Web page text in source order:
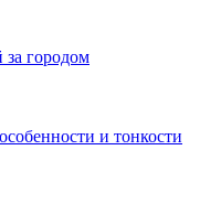
городом
и тонкости